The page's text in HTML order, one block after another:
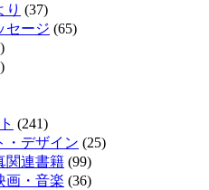
り (37)
セージ (65)
(241)
・デザイン (25)
関連書籍 (99)
画・音楽 (36)